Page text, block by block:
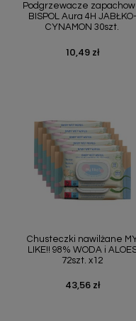
Podgrzewacze
BISPOL Aura 4H JABŁKO-
CYNAMON 30szt.
Cena
10,49 zł
Chusteczki nawilżane
LIKE!! 98% WODA i
72szt. x12
Cena
43,56 zł